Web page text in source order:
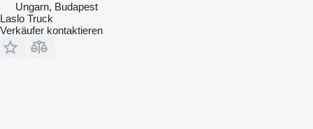
Ungarn, Budapest
Laslo Truck
Verkäufer kontaktieren